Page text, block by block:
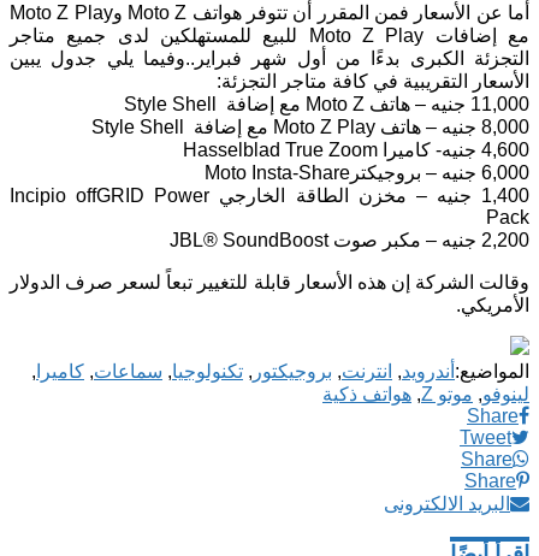
أما عن الأسعار فمن المقرر أن تتوفر هواتف Moto Z وMoto Z Play
مع إضافات Moto Z Play للبيع للمستهلكين لدى جميع متاجر
التجزئة الكبرى بدءًا من أول شهر فبراير..وفيما يلي جدول يبين
الأسعار التقريبية في كافة متاجر التجزئة:
11,000 جنيه – هاتف Moto Z مع إضافة Style Shell
8,000 جنيه – هاتف Moto Z Play مع إضافة Style Shell
4,600 جنيه- كاميرا Hasselblad True Zoom
6,000 جنيه – بروجيكترMoto Insta-Share
1,400 جنيه – مخزن الطاقة الخارجي Incipio offGRID Power
Pack
2,200 جنيه – مكبر صوت JBL® SoundBoost
وقالت الشركة إن هذه الأسعار قابلة للتغيير تبعاً لسعر صرف الدولار
الأمريكي.
المواضيع: أندرويد, انترنت, بروجيكتور , تكنولوجيا, سماعات, كاميرا ,
لينوفو, موتو Z , هواتف ذكية
Share
Tweet
Share
Share
البريد الالكترونى